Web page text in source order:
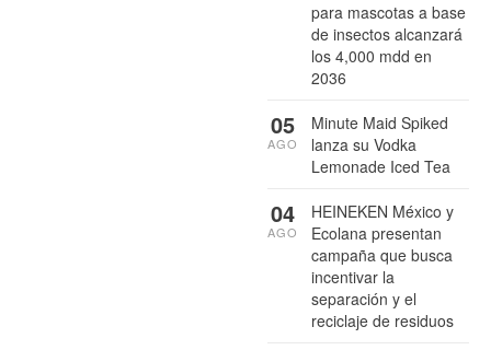
para mascotas a base
de insectos alcanzará
los 4,000 mdd en
2036
Minute Maid Spiked
lanza su Vodka
Lemonade Iced Tea
05
AGO
HEINEKEN México y
Ecolana presentan
campaña que busca
incentivar la
separación y el
reciclaje de residuos
04
AGO